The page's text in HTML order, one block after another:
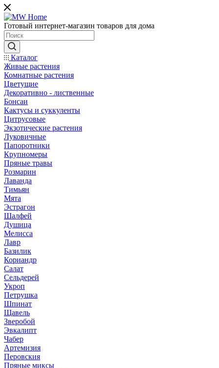
Готовый интернет-магазин товаров для дома
Каталог
Живые растения
Комнатные растения
Цветущие
Декоративно - лиственные
Бонсаи
Кактусы и суккуленты
Цитрусовые
Экзотические растения
Луковичные
Папоротники
Крупномеры
Пряные травы
Розмарин
Лаванда
Тимьян
Мята
Эстрагон
Шалфей
Душица
Мелисса
Лавр
Базилик
Кориандр
Салат
Сельдерей
Укроп
Петрушка
Шпинат
Щавель
Зверобой
Эвкалипт
Чабер
Артемизия
Перовския
Пряные миксы